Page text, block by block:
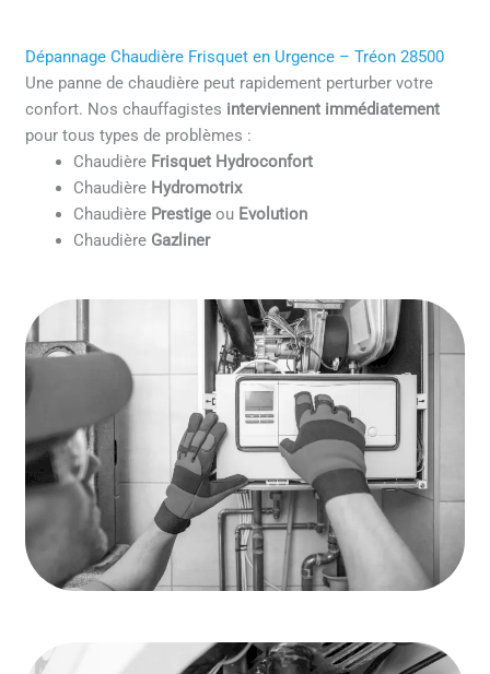
Dépannage Chaudière Frisquet en Urgence – Tréon 28500
Une panne de chaudière peut rapidement perturber votre
confort. Nos chauffagistes interviennent immédiatement
pour tous types de problèmes :
Chaudière Frisquet Hydroconfort
Chaudière Hydromotrix
Chaudière Prestige ou Evolution
Chaudière Gazliner